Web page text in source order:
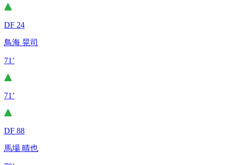
DF 24
鳥海 晃司
71’
71’
DF 88
馬場 晴也